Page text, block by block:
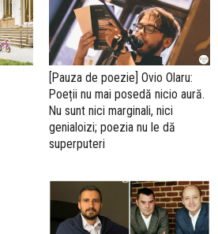
[Pauza de poezie] Ovio Olaru:
Poeții nu mai posedă nicio aură.
Nu sunt nici marginali, nici
genialoizi; poezia nu le dă
superputeri